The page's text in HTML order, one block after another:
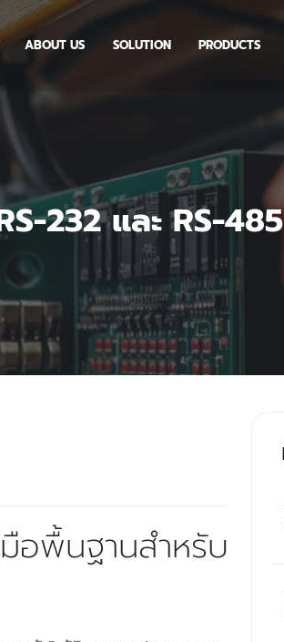
ABOUT US SOLUTION PRODUCTS
232 และ RS-485
อพื้นฐานสำหรับ